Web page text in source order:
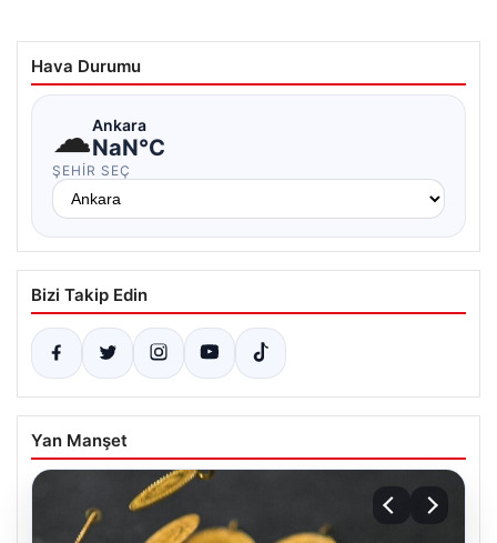
Hava Durumu
☁Ankara
NaN°C
ŞEHIR SEÇ
Bizi Takip Edin
Yan Manşet